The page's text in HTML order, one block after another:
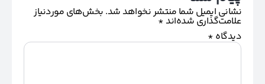
نشانی ایمیل شما منتشر نخواهد شد. بخش‌های موردنیاز
علامت‌گذاری شده‌اند*
دیدگاه *